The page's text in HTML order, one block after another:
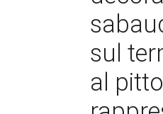
sul
al